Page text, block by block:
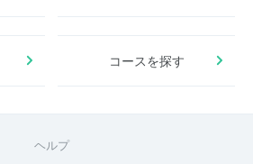
コースを探す
ヘルプ